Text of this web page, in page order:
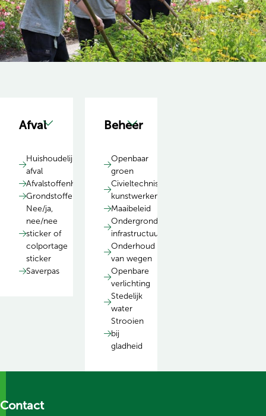
Afval
Huishoudelijk
afval
Afvalstoffenheffing
Grondstoffencentrum
Nee/ja,
nee/nee
sticker of
colportage
sticker
Saverpas
Beheer
Openbaar
groen
Civieltechnische
kunstwerken
Maaibeleid
Ondergrondse
infrastructuur
Onderhoud
van wegen
Openbare
verlichting
Stedelijk
water
Strooien
bij
gladheid
Contact